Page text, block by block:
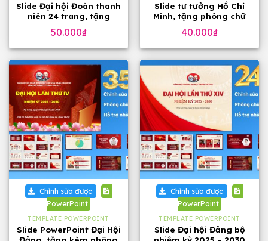
Slide Đại hội Đoàn thanh
niên 24 trang, tặng
50.000₫
Slide tư tưởng Hồ Chí
Minh, tặng phông chữ
40.000₫
Chỉnh sửa được
PowerPoint
TEMPLATE POWERPOINT
Slide PowerPoint Đại Hội
Chỉnh sửa được
PowerPoint
TEMPLATE POWERPOINT
Slide Đại hội Đảng bộ